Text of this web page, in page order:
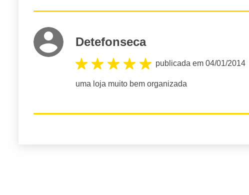
Detefonseca
publicada em 04/01/2014
uma loja muito bem organizada